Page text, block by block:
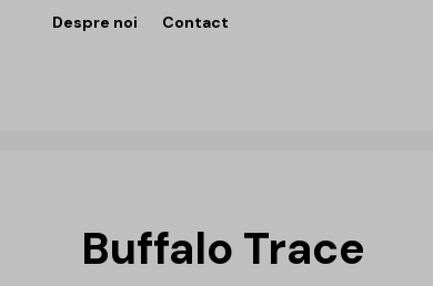
Despre noi Contact
Buffalo Trace